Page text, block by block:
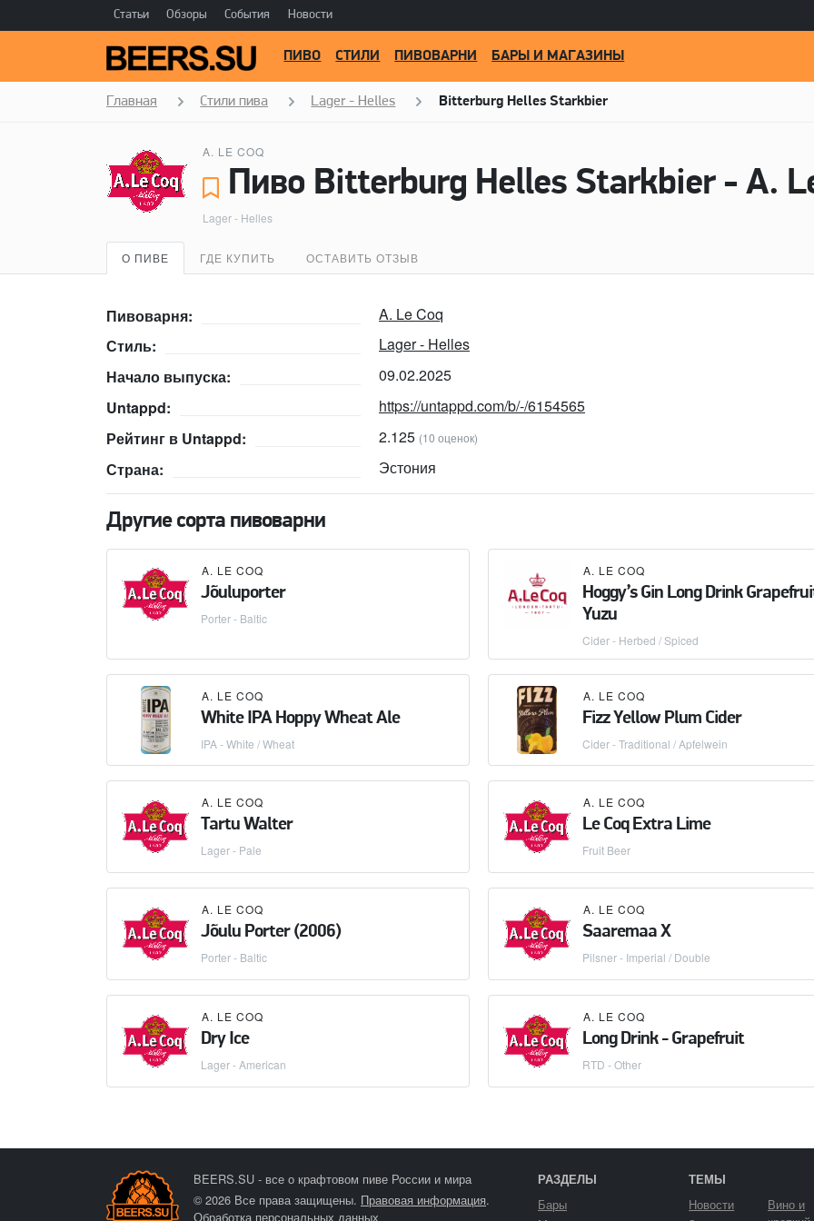
Статьи Обзоры События Новости
ПИВО СТИЛИ ПИВОВАРНИ БАРЫ И МАГАЗИНЫ
Главная Стили пива Lager - Helles Bitterburg Helles Starkbier
A. LE COQ
Пиво Bitterburg Helles Starkbier - A.
Lager - Helles
О ПИВЕ ГДЕ КУПИТЬ ОСТАВИТЬ ОТЗЫВ
Пивоварня:
A. Le Coq
Стиль:
Lager - Helles
Начало выпуска:
09.02.2025
Untappd:
https://untappd.com/b/-/6154565
Рейтинг в Untappd:
2.125 (10 оценок)
Страна: Эстония
Другие сорта пивоварни
A. LE COQ
Jõuluporter
Porter - Baltic
A. LE COQ
Hoggy’s Gin Long Drink
Yuzu
Cider - Herbed / Spiced
A. LE COQ
White IPA Hoppy Wheat Ale
IPA - White / Wheat
A. LE COQ
Fizz Yellow Plum Cider
Cider - Traditional / Apfelwein
A. LE COQ
Tartu Walter
Lager - Pale
A. LE COQ
Le Coq Extra Lime
Fruit Beer
A. LE COQ
Jõulu Porter (2006)
Porter - Baltic
A. LE COQ
Saaremaa X
Pilsner - Imperial / Double
A. LE COQ
Dry Ice
Lager - American
A. LE COQ
Long Drink - Grapefruit
RTD - Other
BEERS.SU - все о крафтовом пиве России и мира
© 2026 Все права защищены. Правовая информация.
Обработка персональных данных
РАЗДЕЛЫ
Бары
ТЕМЫ
Новости
Вино и